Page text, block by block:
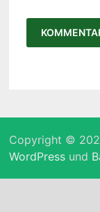
Copyright ©
WordPressund